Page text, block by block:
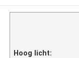
Hoog licht: